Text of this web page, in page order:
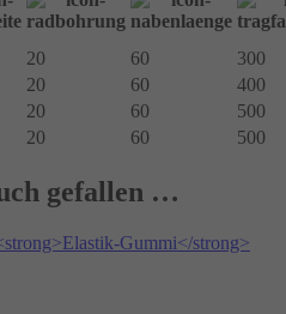
20 60 300
20 60 400
20 60 500
20 60 500
gefallen …